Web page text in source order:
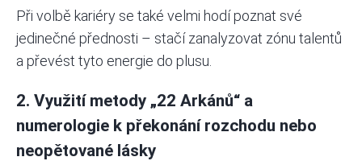
Při volbě kariéry se také velmi hodí poznat své
jedinečné přednosti – stačí zanalyzovat zónu talentů
a převést tyto energie do plusu.
2. Využití metody „22 Arkánů“ a
numerologie k překonání rozchodu nebo
neopětované lásky